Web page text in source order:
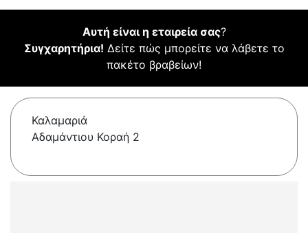
Αυτή είναι η εταιρεία σας?
Συγχαρητήρια! Δείτε πώς μπορείτε να λάβετε το
πακέτο βραβείων!
Καλαμαριά
Αδαμάντιου Κοραή 2